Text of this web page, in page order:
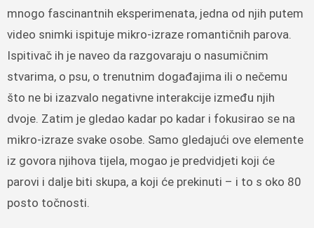
mnogo fascinantnih eksperimenata, jedna od njih putem
video snimki ispituje mikro-izraze romantičnih parova.
Ispitivač ih je naveo da razgovaraju o nasumičnim
stvarima, o psu, o trenutnim događajima ili o nečemu
što ne bi izazvalo negativne interakcije između njih
dvoje. Zatim je gledao kadar po kadar i fokusirao se na
mikro-izraze svake osobe. Samo gledajući ove elemente
iz govora njihova tijela, mogao je predvidjeti koji će
parovi i dalje biti skupa, a koji će prekinuti – i to s oko 80
posto točnosti.